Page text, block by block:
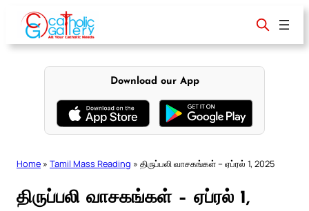
content
Download our App
Home » Tamil Mass Reading » திருப்பலி வாசகங்கள் – ஏப்ரல் 1, 2025
திருப்பலி வாசகங்கள் – ஏப்ரல் 1,